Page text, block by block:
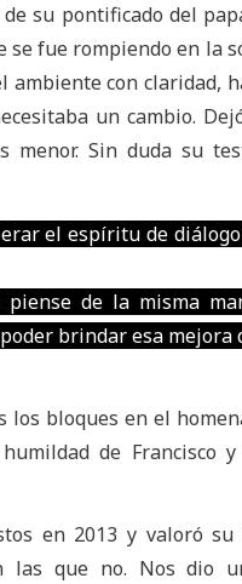
su pontificado del
fue rompiendo en la
ambiente con claridad,
un cambio.
menor. Sin duda su
el espíritu de
de la misma
brindar esa mejora
bloques en el
de Francisco
en 2013 y valoró
las que no. Nos dio